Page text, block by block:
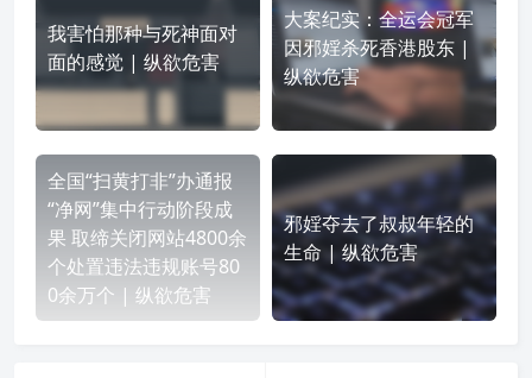
我害怕那种与死神面对
面的感觉 | 纵欲危害
大案纪实：全运会冠军
因邪婬杀死香港股东 |
纵欲危害
全国“扫黄打非”办通报
“净网”集中行动阶段成
果 取缔关闭网站4800余
个处置违法违规账号80
0余万个 | 纵欲危害
邪婬夺去了叔叔年轻的
生命 | 纵欲危害